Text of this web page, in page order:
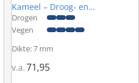
Kameel – Droog- en
schoonloopmat
Drogen
Vegen
Dikte: 7 mm
v.a.71,95